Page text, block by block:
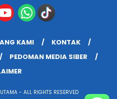
KAMI
KONTAK
PEDOMAN MEDIA SIBER
- ALL RIGHTS RESERVED